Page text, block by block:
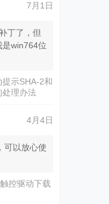
7月1日
丁了，但
是win764位
示SHA-2和
理办法
4月4日
可以放心使
控驱动下载